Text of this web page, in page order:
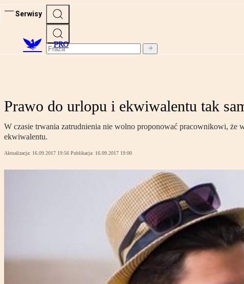
Serwisy
PRO
Prawo do urlopu i ekwiwalentu tak
W czasie trwania zatrudnienia nie wolno proponować pracownikowi, że
ekwiwalentu.
Aktualizacja: 16.09.2017 19:56 Publikacja: 16.09.2017 19:00